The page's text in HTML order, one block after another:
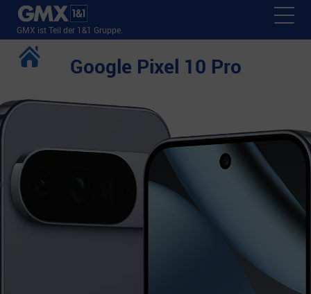
GMX ist Teil der 1&1 Gruppe.
Google Pixel 10 Pro